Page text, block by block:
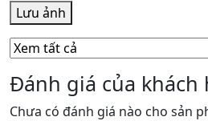
Lưu ảnh
Đánh giá của khách
Chưa có đánh giá nào cho sản